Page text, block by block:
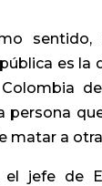
sentido,
es la
persona
matar a
el jefe de